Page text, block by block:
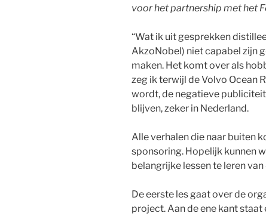
voor het partnership met het
“Wat ik uit gesprekken
AkzoNobel) niet capabel zijn
maken. Het komt over als
zeg ik terwijl de Volvo Ocean
wordt, de negatieve
blijven, zeker in Nederland.
Alle verhalen die naar buiten
sponsoring. Hopelijk kunnen
belangrijke lessen te leren
De eerste les gaat over de
project. Aan de ene kant